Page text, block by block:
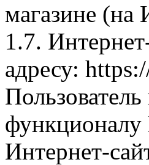
магазине (на
1.7.
адресу:
функционалу
Интернет-